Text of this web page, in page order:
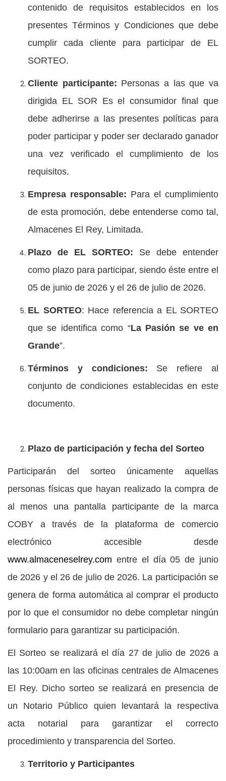
contenido de requisitos establecidos en los
presentes Términos y Condiciones que debe
cumplir cada cliente para participar de EL
SORTEO.
Cliente participante: Personas a las que va
dirigida EL SOR Es el consumidor final que
debe adherirse a las presentes políticas para
poder participar y poder ser declarado ganador
una vez verificado el cumplimiento de los
requisitos.
Empresa responsable: Para el cumplimiento
de esta promoción, debe entenderse como tal,
Almacenes El Rey, Limitada.
Plazo de EL SORTEO: Se debe entender
como plazo para participar, siendo éste entre el
05 de junio de 2026 y el 26 de julio de 2026.
EL SORTEO: Hace referencia a EL SORTEO
que se identifica como “La Pasión se ve en
Grande”.
Términos y condiciones: Se refiere al
conjunto de condiciones establecidas en este
documento.
Plazo de participación y fecha del Sorteo
Participarán del sorteo únicamente aquellas
personas físicas que hayan realizado la compra de
al menos una pantalla participante de la marca
COBY a través de la plataforma de comercio
electrónico accesible desde
www.almaceneselrey.com entre el día 05 de junio
de 2026 y el 26 de julio de 2026. La participación se
genera de forma automática al comprar el producto
por lo que el consumidor no debe completar ningún
formulario para garantizar su participación.
El Sorteo se realizará el día 27 de julio de 2026 a
las 10:00am en las oficinas centrales de Almacenes
El Rey. Dicho sorteo se realizará en presencia de
un Notario Público quien levantará la respectiva
acta notarial para garantizar el correcto
procedimiento y transparencia del Sorteo.
Territorio y Participantes